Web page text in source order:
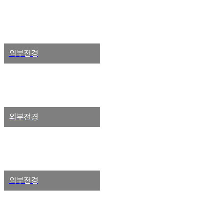
외부전경
외부전경
외부전경